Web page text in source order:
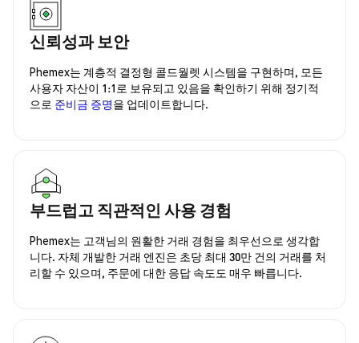
신뢰성과 보안
Phemex는 계층적 결정형 콜드월렛 시스템을 구현하며, 모든
사용자 자산이 1:1로 보유되고 있음을 확인하기 위해 정기적
으로 준비금 증명을 업데이트합니다.
부드럽고 직관적인 사용 경험
Phemex는 고객님의 원활한 거래 경험을 최우선으로 생각합
니다. 자체 개발한 거래 엔진은 초당 최대 30만 건의 거래를 처
리할 수 있으며, 주문에 대한 응답 속도도 매우 빠릅니다.